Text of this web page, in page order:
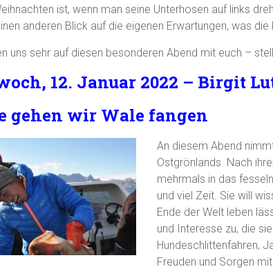
ist, wenn man seine Unterhosen auf links
anderen Blick auf die eigenen Erwartungen, was
uns sehr auf diesen besonderen Abend mit euch –
12. Januar 2022 – Birgit
gehen wir Wale fangen
An diesem Abend
Ostgrönlands. Nach
mehrmals in das
und viel Zeit. Sie will
Ende der Welt leben
und Interesse zu, die
Hundeschlittenfahren,
Freuden und Sorgen